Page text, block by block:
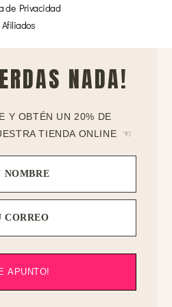
de Privacidad
Afiliados
NADA!
Y OBTÉN UN 20% DE
TIENDA ONLINE ☜
NOMBRE
CORREO
APUNTO!